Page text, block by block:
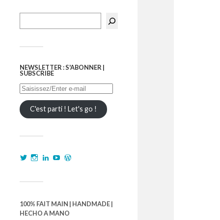
NEWSLETTER : S'ABONNER |
SUBSCRIBE
C'est parti ! Let's go !
100% FAIT MAIN | HANDMADE |
HECHO A MANO